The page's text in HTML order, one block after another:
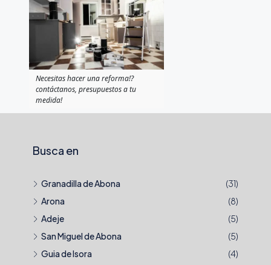
Necesitas hacer una reforma!?
contáctanos, presupuestos a tu
medida!
Busca en
Granadilla de Abona
(31)
Arona
(8)
Adeje
(5)
San Miguel de Abona
(5)
Guia de Isora
(4)